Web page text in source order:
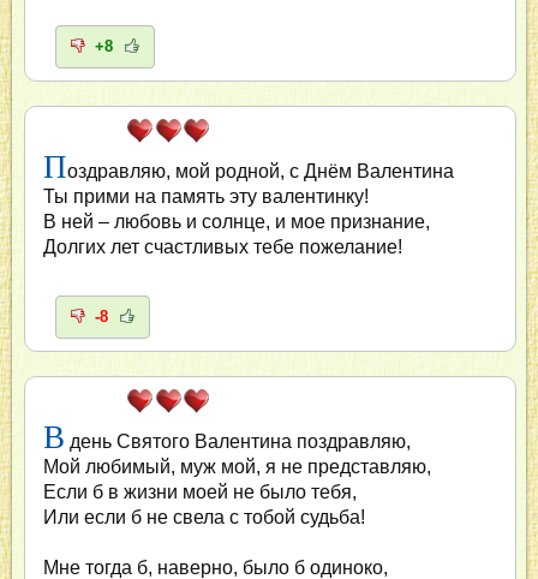
+8
Поздравляю, мой родной, с Днём Валентина
Ты прими на память эту валентинку!
В ней – любовь и солнце, и мое признание,
Долгих лет счастливых тебе пожелание!
-8
В день Святого Валентина поздравляю,
Мой любимый, муж мой, я не представляю,
Если б в жизни моей не было тебя,
Или если б не свела с тобой судьба!
Мне тогда б, наверно, было б одиноко,